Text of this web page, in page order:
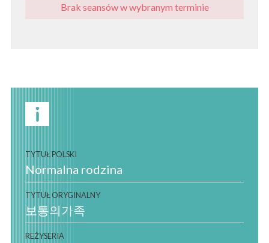
Brak seansów w wybranym terminie
TYTUŁ POLSKI
Normalna rodzina
TYTUŁ ORYGINALNY
보통의가족
REŻYSERIA